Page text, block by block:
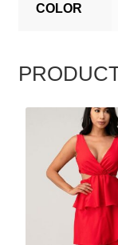
COLOR
PRODUCTO
TIENE
MÚLTIPLES
VARIANTES.
OPCIONES